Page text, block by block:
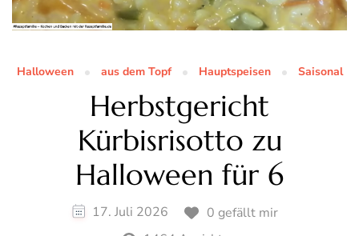
Halloween aus dem Topf Hauptspeisen Saisonal
Herbstgericht
Kürbisrisotto zu
Halloween für 6
17. Juli 2026
0 gefällt mir